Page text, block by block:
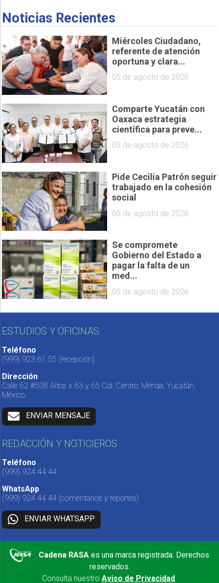
Noticias Recientes
Miércoles Ciudadano,
referente de atención
oportuna y clara...
05 de agosto de 2026
Comparte Yucatán con
Oaxaca estrategia
científica para preve...
05 de agosto de 2026
Pide Cecilia Patrón seguir
trabajado en la cohesión
social
05 de agosto de 2026
Se compromete
Gobierno del Estado a
pagar la falta de un
med...
05 de agosto de 2026
ESTUDIOS Y OFICINAS
Teléfono
(999) 923 61 55 (recepción)
Dirección
Calle 62 #508 Altos x 63 y 65 Col. Centro, Mérida, Yucatán,
México.
ENVIAR MENSAJE
REDACCIÓN Y NOTICIEROS
Teléfono
(999) 924 44 44
WhatsApp
(999) 924 44 44 (comentarios y reportes)
ENVIAR WHATSAPP
Cadena RASA es una marca registrada. Derechos
reservados.
Consulta nuestro Aviso de Privacidad